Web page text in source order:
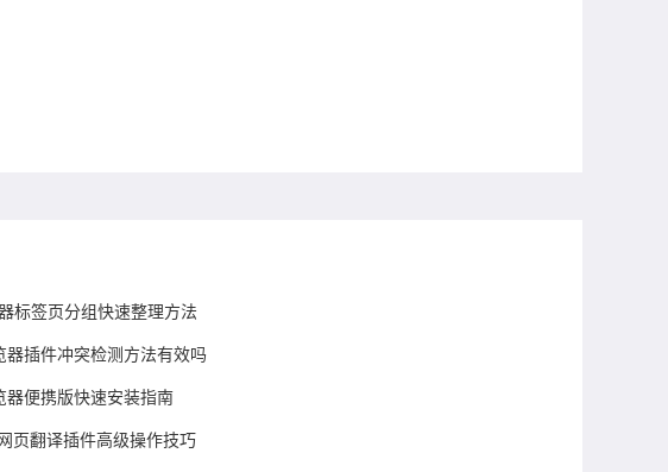
标签页分组快速整理方法
器插件冲突检测方法有效吗
器便携版快速安装指南
页翻译插件高级操作技巧